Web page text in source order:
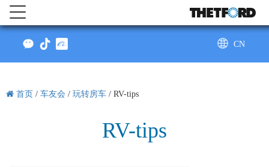
CN
首页 / 车友会 / 玩转房车 / RV-tips
RV-tips